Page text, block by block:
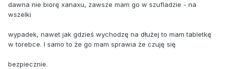
dawna nie biorę xanaxu, zawsze mam go w szufladzie - na
wszelki
wypadek, nawet jak gdzieś wychodzę na dłużej to mam tabletkę
w torebce. I samo to że go mam sprawia że czuję się
bezpiecznie.